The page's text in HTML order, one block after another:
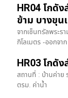
HR04 โกดั
ข้าม บางขุน
จากเซ็นทรัลพระร
กิโลเมตร -ออกจาก
HR03 โกดั
สถานที่ : บ้านค่าย
ตรม. ค่าน้ำ